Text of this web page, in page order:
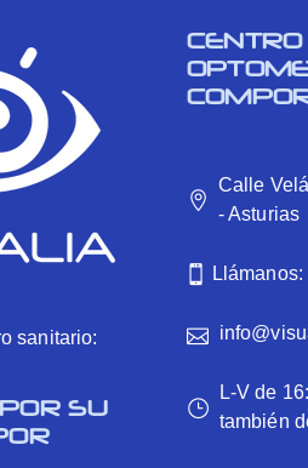
sanitario:
POR SU
Calle
- Asturias
L-V de
también